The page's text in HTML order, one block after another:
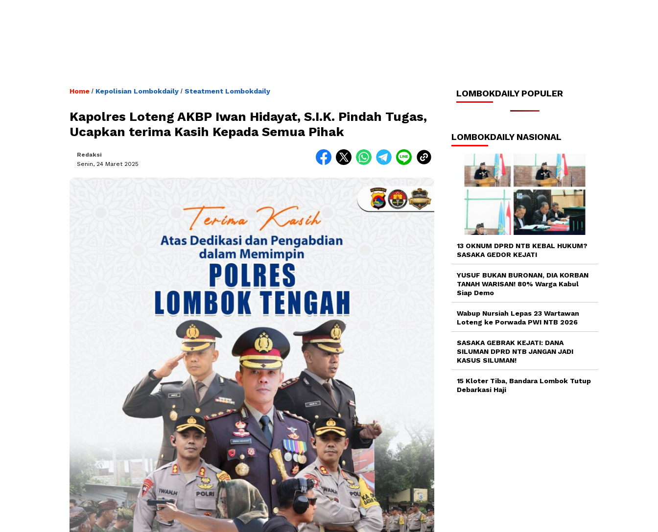
Home / Kepolisian Lombokdaily / Steatment Lombokdaily
Kapolres Loteng AKBP Iwan Hidayat, S.I.K. Pindah Tugas,
Ucapkan terima Kasih Kepada Semua Pihak
Redaksi
Senin, 24 Maret 2025
LOMBOKDAILY POPULER
LOMBOKDAILY NASIONAL
13 OKNUM DPRD NTB KEBAL HUKUM?
SASAKA GEDOR KEJATI
YUSUF BUKAN BURONAN, DIA KORBAN
TANAH WARISAN! 80% Warga Kabul
Siap Demo
Wabup Nursiah Lepas 23 Wartawan
Loteng ke Porwada PWI NTB 2026
SASAKA GEBRAK KEJATI: DANA
SILUMAN DPRD NTB JANGAN JADI
KASUS SILUMAN!
15 Kloter Tiba, Bandara Lombok Tutup
Debarkasi Haji